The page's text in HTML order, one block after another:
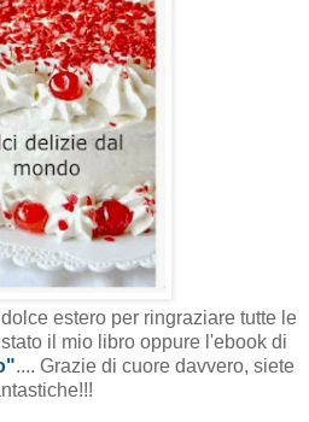
estero per ringraziare tutte le
il mio libro oppure l'ebook di
.... Grazie di cuore davvero, siete